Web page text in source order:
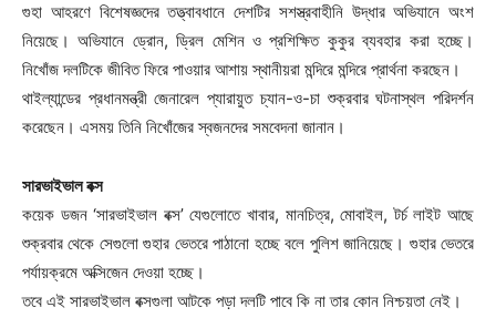
গুহা আহরণে বিশেষজ্ঞদের তত্ত্বাবধানে দেশটির সশস্ত্রবাহীনি উদ্ধার অভিযানে অংশ
নিয়েছে। অভিযানে ড্রোন, ড্রিল মেশিন ও প্রশিক্ষিত কুকুর ব্যবহার করা হচ্ছে।
নিখোঁজ দলটিকে জীবিত ফিরে পাওয়ার আশায় স্থানীয়রা মন্দিরে মন্দিরে প্রার্থনা করছেন।
থাইল্যান্ডের প্রধানমন্ত্রী জেনারেল প্যারায়ুত চ্যান-ও-চা শুক্রবার ঘটনাস্থল পরিদর্শন
করেছেন। এসময় তিনি নিখোঁজের স্বজনদের সমবেদনা জানান।
সারভাইভাল বক্স
কয়েক ডজন ‘সারভাইভাল বক্স’ যেগুলোতে খাবার, মানচিত্র, মোবাইল, টর্চ লাইট আছে
শুক্রবার থেকে সেগুলো গুহার ভেতরে পাঠানো হচ্ছে বলে পুলিশ জানিয়েছে। গুহার ভেতরে
পর্যায়ক্রমে অক্সিজেন দেওয়া হচ্ছে।
তবে এই সারভাইভাল বক্সগুলা আটকে পড়া দলটি পাবে কি না তার কোন নিশ্চয়তা নেই।